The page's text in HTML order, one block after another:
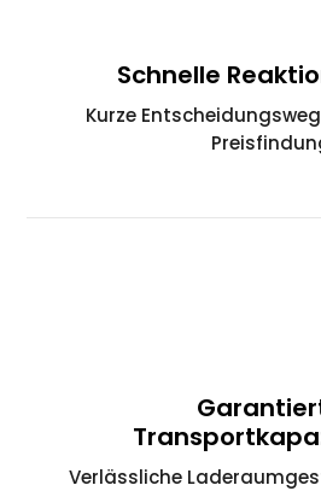
Schnelle
Kurze
Verlässliche